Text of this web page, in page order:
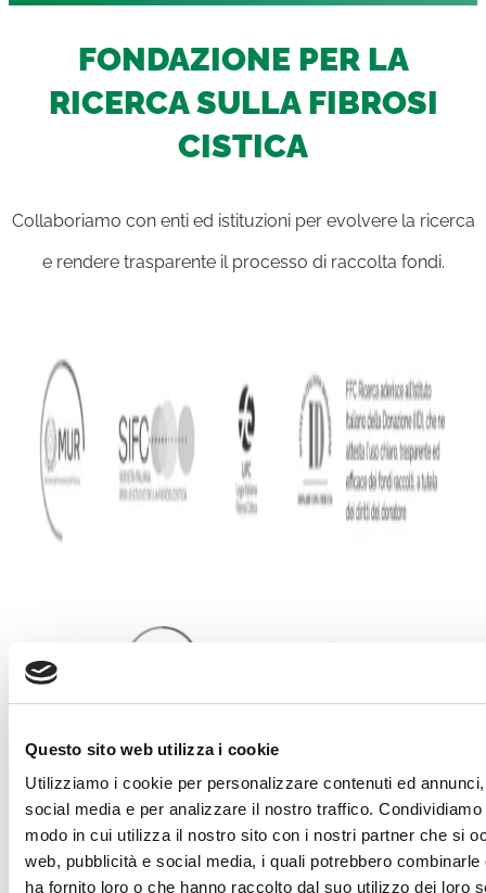
Questo sito web utilizza i cookie
Utilizziamo i cookie per personalizzare contenuti ed
social media e per analizzare il nostro traffico.
modo in cui utilizza il nostro sito con i nostri partner che si
web, pubblicità e social media, i quali potrebbero
ha fornito loro o che hanno raccolto dal suo utilizzo dei loro
FONDAZIONE PER LA
RICERCA SULLA FIBROSI
CISTICA
Collaboriamo con enti ed istituzioni per evolvere la ricerca
e rendere trasparente il processo di raccolta fondi.
DONA